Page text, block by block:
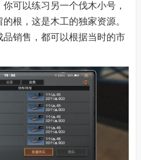
可以练习另一个伐木小号，
根，这是木工的独家资源。
销售，都可以根据当时的市